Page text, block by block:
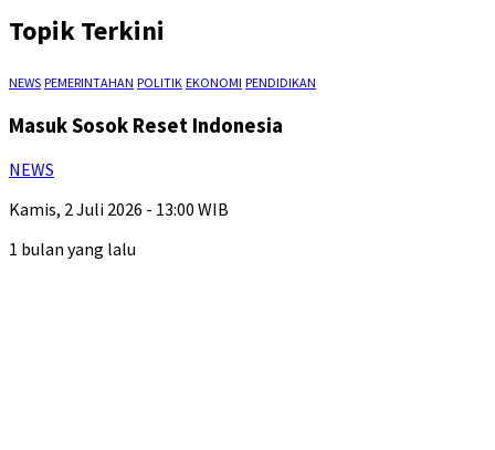
Topik Terkini
NEWS PEMERINTAHAN POLITIK EKONOMI PENDIDIKAN
Masuk Sosok Reset Indonesia
NEWS
Kamis, 2 Juli 2026 - 13:00 WIB
1 bulan yang lalu